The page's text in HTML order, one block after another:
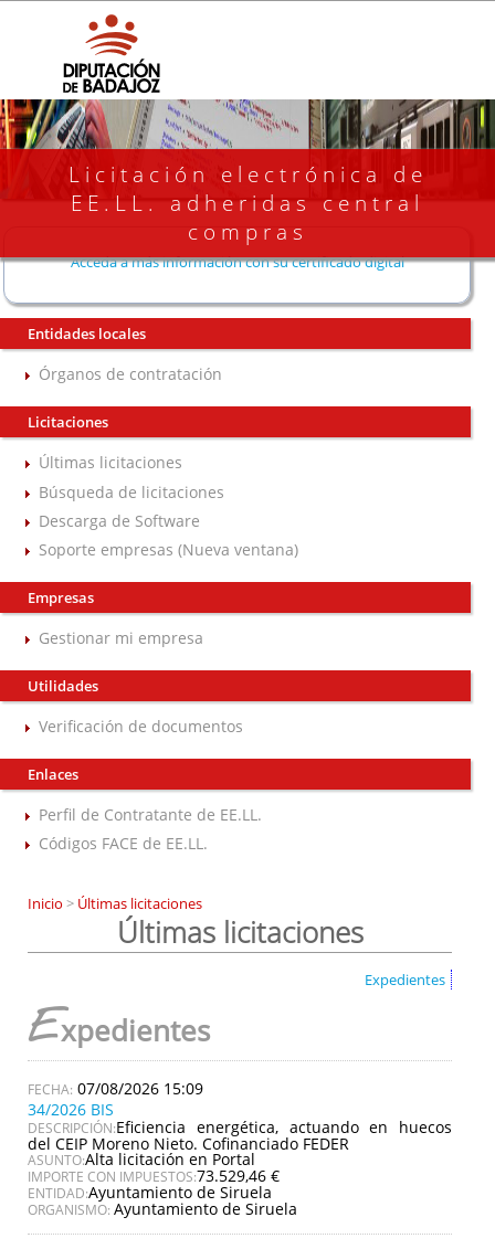
Licitación electrónica de
EE.LL. adheridas central
compras
Acceda a más información con su certificado digital
Entidades locales
Órganos de contratación
Licitaciones
Últimas licitaciones
Búsqueda de licitaciones
Descarga de Software
Soporte empresas (Nueva ventana)
Empresas
Gestionar mi empresa
Utilidades
Verificación de documentos
Enlaces
Perfil de Contratante de EE.LL.
Códigos FACE de EE.LL.
Inicio > Últimas licitaciones
Últimas licitaciones
Expedientes
Expedientes
07/08/2026 15:09
34/2026 BIS
DESCRIPCIÓN:Eficiencia energética, actuando en huecos
del CEIP Moreno Nieto. Cofinanciado FEDER
ASUNTO:Alta licitación en Portal
IMPORTE CON IMPUESTOS:73.529,46 €
ENTIDAD:Ayuntamiento de Siruela
ORGANISMO: Ayuntamiento de Siruela